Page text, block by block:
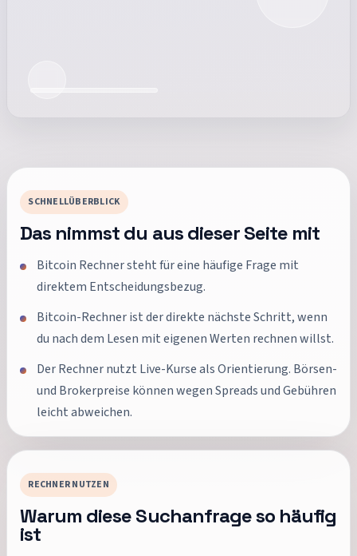
SCHNELLÜBERBLICK
Das nimmst du aus dieser Seite mit
Bitcoin Rechner steht für eine häufige Frage mit
direktem Entscheidungsbezug.
Bitcoin-Rechner ist der direkte nächste Schritt, wenn
du nach dem Lesen mit eigenen Werten rechnen willst.
Der Rechner nutzt Live-Kurse als Orientierung. Börsen-
und Brokerpreise können wegen Spreads und Gebühren
leicht abweichen.
RECHNER NUTZEN
Warum diese Suchanfrage so häufig
ist